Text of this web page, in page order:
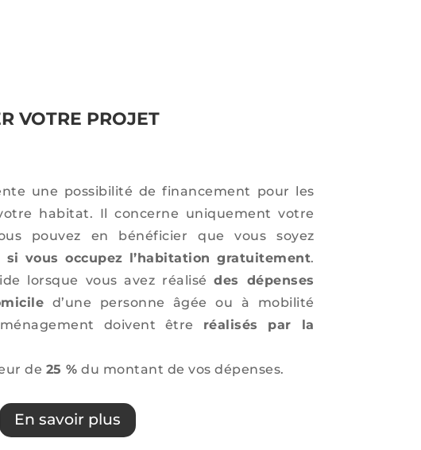
VOTRE PROJET
une possibilité de financement pour les
habitat. Il concerne uniquement votre
pouvez en bénéficier que vous soyez
vous occupez l’habitation gratuitement.
lorsque vous avez réalisédes dépenses
d’une personne âgée ou à mobilité
doivent être réalisés par la
de 25 % du montant de vos dépenses.
En savoir plus